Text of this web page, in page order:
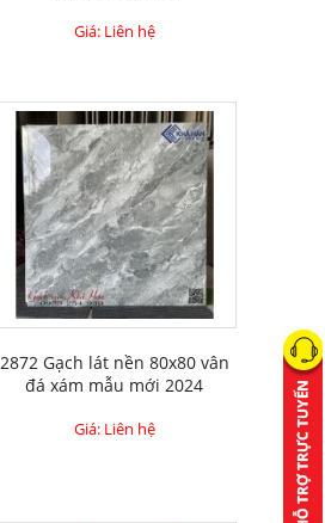
Giá: Liên hệ
2872 Gạch lát nền 80x80 vân
đá xám mẫu mới 2024
Giá: Liên hệ